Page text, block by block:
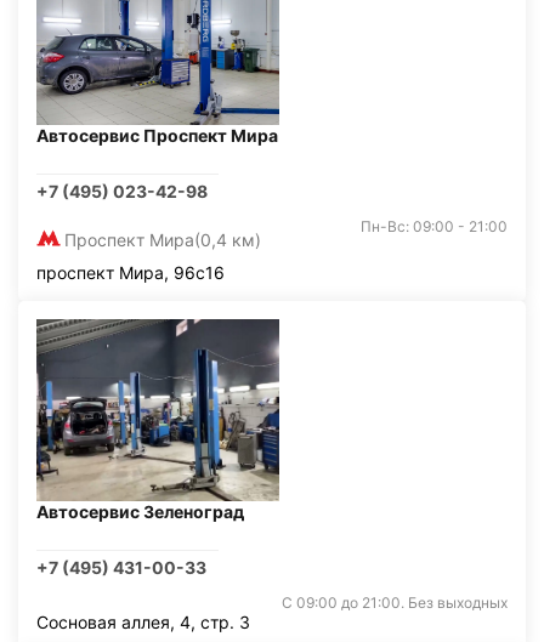
Автосервис Проспект Мира
+7 (495) 023-42-98
Проспект Мира(0,4 км)
Пн-Вс: 09:00 - 21:00
проспект Мира, 96с16
Автосервис Зеленоград
+7 (495) 431-00-33
С 09:00 до 21:00. Без выходных
Сосновая аллея, 4, стр. 3